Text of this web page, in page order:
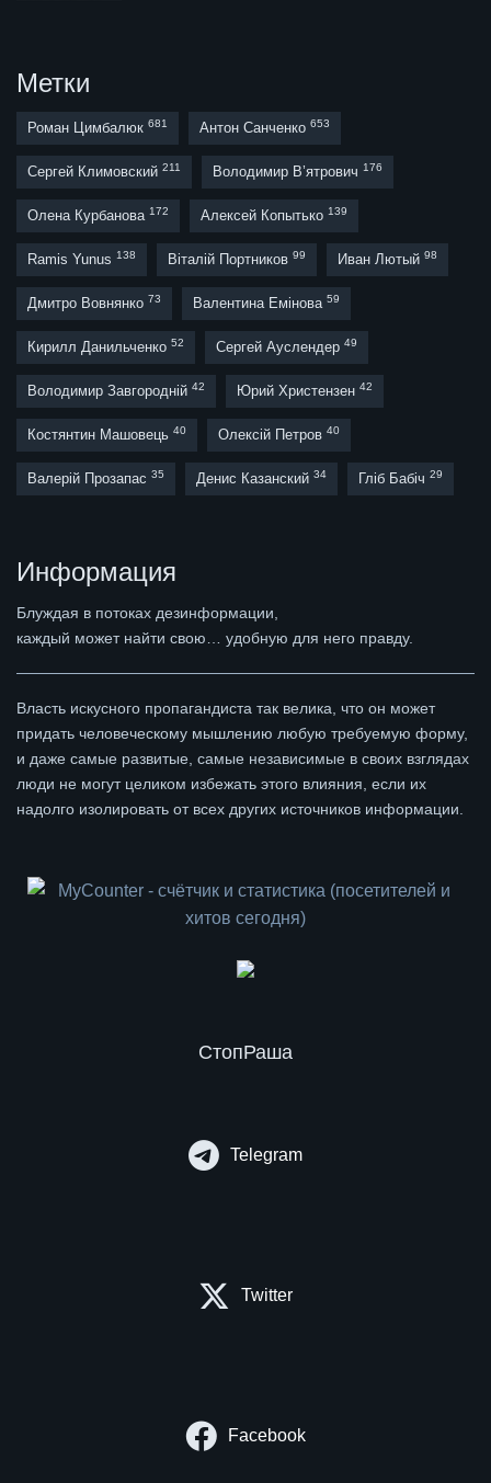
Метки
Роман Цимбалюк 681 Антон Санченко 653
Сергей Климовский 211 Володимир В’ятрович 176
Олена Курбанова 172 Алексей Копытько 139
Ramis Yunus 138 Віталій Портников 99 Иван Лютый 98
Дмитро Вовнянко 73 Валентина Емінова 59
Кирилл Данильченко 52 Сергей Ауслендер 49
Володимир Завгородній 42 Юрий Христензен 42
Костянтин Машовець 40 Олексій Петров 40
Валерій Прозапас 35 Денис Казанский 34 Гліб Бабіч 29
Информация
Блуждая в потоках дезинформации,
каждый может найти свою… удобную для него правду.
Власть искусного пропагандиста так велика, что он может
придать человеческому мышлению любую требуемую форму,
и даже самые развитые, самые независимые в своих взглядах
люди не могут целиком избежать этого влияния, если их
надолго изолировать от всех других источников информации.
СтопРаша
Telegram
Twitter
Facebook